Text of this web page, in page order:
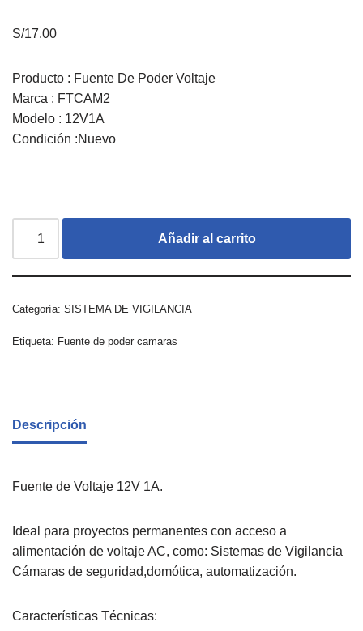
S/17.00
Producto : Fuente De Poder Voltaje
Marca : FTCAM2
Modelo : 12V1A
Condición :Nuevo
Añadir al carrito
Categoría: SISTEMA DE VIGILANCIA
Etiqueta: Fuente de poder camaras
Descripción
Fuente de Voltaje 12V 1A.
Ideal para proyectos permanentes con acceso a
alimentación de voltaje AC, como: Sistemas de Vigilancia
Cámaras de seguridad,domótica, automatización.
Características Técnicas: